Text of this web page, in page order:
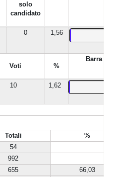
solo
candidato
0 1,56
Voti %
Barra %
10 1,62
Totali
%
54
992
655
66,03